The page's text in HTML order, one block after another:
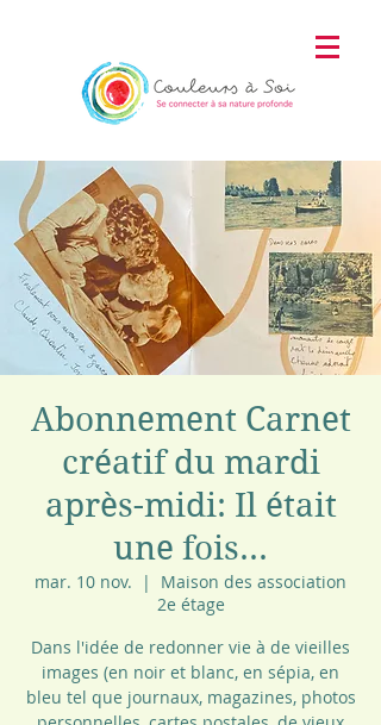
Abonnement Carnet
créatif du mardi
après-midi: Il était
une fois...
mar. 10 nov.
  |
Maison des association
2e étage
Dans l'idée de redonner vie à de vieilles
images (en noir et blanc, en sépia, en
bleu tel que journaux, magazines, photos